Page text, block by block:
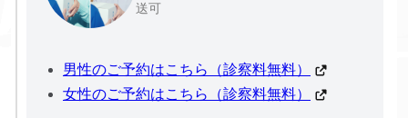
送可
男性のご予約はこちら（診察料無料）
女性のご予約はこちら（診察料無料）